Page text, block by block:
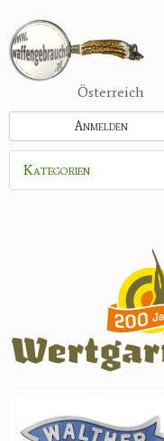
zum
Inhalt
Österreich
Anmelden
Kategorien
Schrotmunition
Büchsenpatronen
Faustfeuerwaffen
Randfeuerwaffen